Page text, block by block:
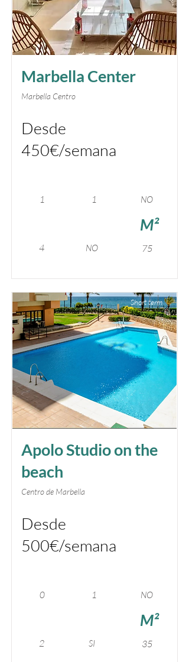
Marbella Center
Marbella Centro
Desde
450€/semana
1
4
1
NO
NO
M²
75
Short term
Apolo Studio on the
beach
Centro de Marbella
Desde
500€/semana
0
2
1
SI
NO
M²
35